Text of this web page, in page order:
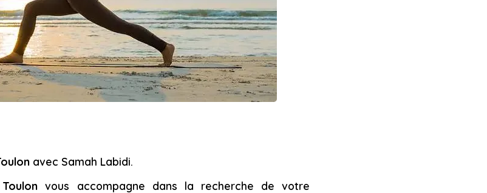
avec Samah Labidi.
Toulonvous accompagne dans la recherche de votre